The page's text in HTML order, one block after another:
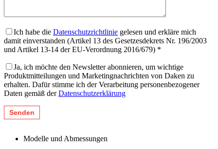
Ich habe die Datenschutzrichtlinie gelesen und erkläre mich
damit einverstanden (Artikel 13 des Gesetzesdekrets Nr. 196/2003
und Artikel 13-14 der EU-Verordnung 2016/679) *
Ja, ich möchte den Newsletter abonnieren, um wichtige
Produktmitteilungen und Marketingnachrichten von Daken zu
erhalten. Dafür stimme ich der Verarbeitung personenbezogener
Daten gemäß derDatenschutzerklärung
Modelle und Abmessungen